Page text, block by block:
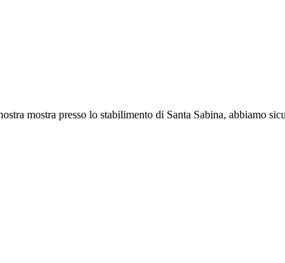
mostra presso lo stabilimento di Santa Sabina, abbiamo